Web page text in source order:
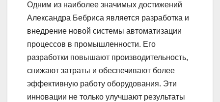
Одним из наиболее значимых достижений
Александра Бебриса является разработка и
внедрение новой системы автоматизации
процессов в промышленности. Его
разработки повышают производительность,
снижают затраты и обеспечивают более
эффективную работу оборудования. Эти
инновации не только улучшают результаты